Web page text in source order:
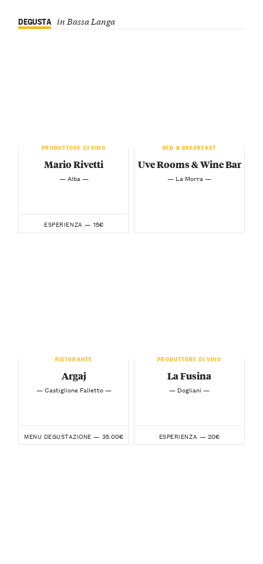
DEGUSTA in Bassa Langa
PRODUTTORE DI VINO
Mario Rivetti
— Alba —
ESPERIENZA — 15€
BED & BREAKFAST
Uve Rooms & Wine Bar
— La Morra —
RISTORANTE
Argaj
— Castiglione Falletto —
MENU DEGUSTAZIONE — 35.00€
PRODUTTORE DI VINO
La Fusina
— Dogliani —
ESPERIENZA — 20€